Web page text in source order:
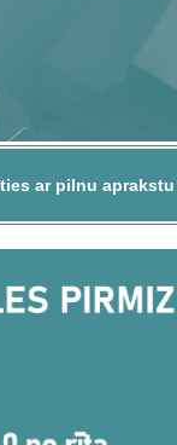
ar pilnu